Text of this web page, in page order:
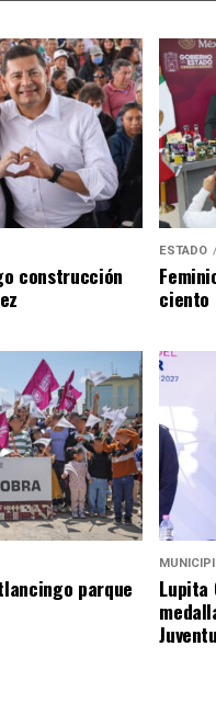
construcción
ESTADO
ciento
parque
Lupita